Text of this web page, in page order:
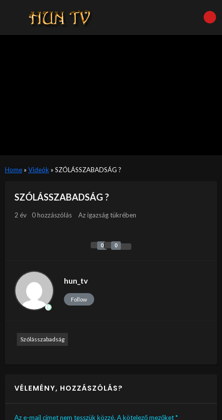
Home» Videók » SZÓLÁSSZABADSÁG ?
SZÓLÁSSZABADSÁG ?
2 év 0 hozzászólás Az igazság tükrében
0 0
hun_tv
Follow
Szólásszabadság
VÉLEMÉNY, HOZZÁSZÓLÁS?
Az e-mail címet nem tesszük közzé. A kötelező mezőket*